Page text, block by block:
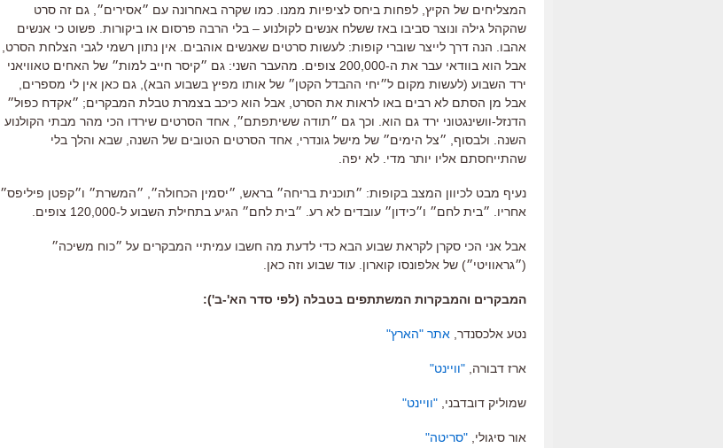
המצליחים של הקיץ, לפחות ביחס לציפיות ממנו. כמו שקרה באחרונה עם ״אסירים״, גם זה סרט
שהקהל גילה ונוצר סביבו באז ששלח אנשים לקולנוע – בלי הרבה פרסום או ביקורות. פשוט כי אנשים
אהבו. הנה דרך לייצר שוברי קופות: לעשות סרטים שאנשים אוהבים. אין נתון רשמי לגבי הצלחת הסרט,
אבל הוא בוודאי עבר את ה-200,000 צופים. מהעבר השני: גם ״קיסר חייב למות״ של האחים טאוויאני
ירד השבוע (לעשות מקום ל״יחי ההבדל הקטן״ של אותו מפיץ בשבוע הבא), גם כאן אין לי מספרים,
אבל מן הסתם לא רבים באו לראות את הסרט, אבל הוא כיכב בצמרת טבלת המבקרים; ״אקדח כפול״
הדנזל-וושינגטוני ירד גם הוא. וכך גם ״תודה ששיתפתם״, אחד הסרטים שירדו הכי מהר מבתי הקולנוע
השנה. ולבסוף, ״צל הימים״ של מישל גונדרי, אחד הסרטים הטובים של השנה, שבא והלך בלי
שהתייחסתם אליו יותר מדי. לא יפה.
נעיף מבט לכיוון המצב בקופות: ״תוכנית בריחה״ בראש, ״יסמין הכחולה״, ״המשרת״ ו״קפטן פיליפס״
אחריו. ״בית לחם״ ו״כידון״ עובדים לא רע. ״בית לחם״ הגיע בתחילת השבוע ל-120,000 צופים.
אבל אני הכי סקרן לקראת שבוע הבא כדי לדעת מה חשבו עמיתיי המבקרים על ״כוח משיכה״
(״גראוויטי״) של אלפונסו קוארון. עוד שבוע וזה כאן.
המבקרים והמבקרות המשתתפים בטבלה (לפי סדר הא'-ב'):
נטע אלכסנדר, אתר "הארץ"
ארז דבורה, "וויינט"
שמוליק דובדבני, "וויינט"
אור סיגולי, "סריטה"